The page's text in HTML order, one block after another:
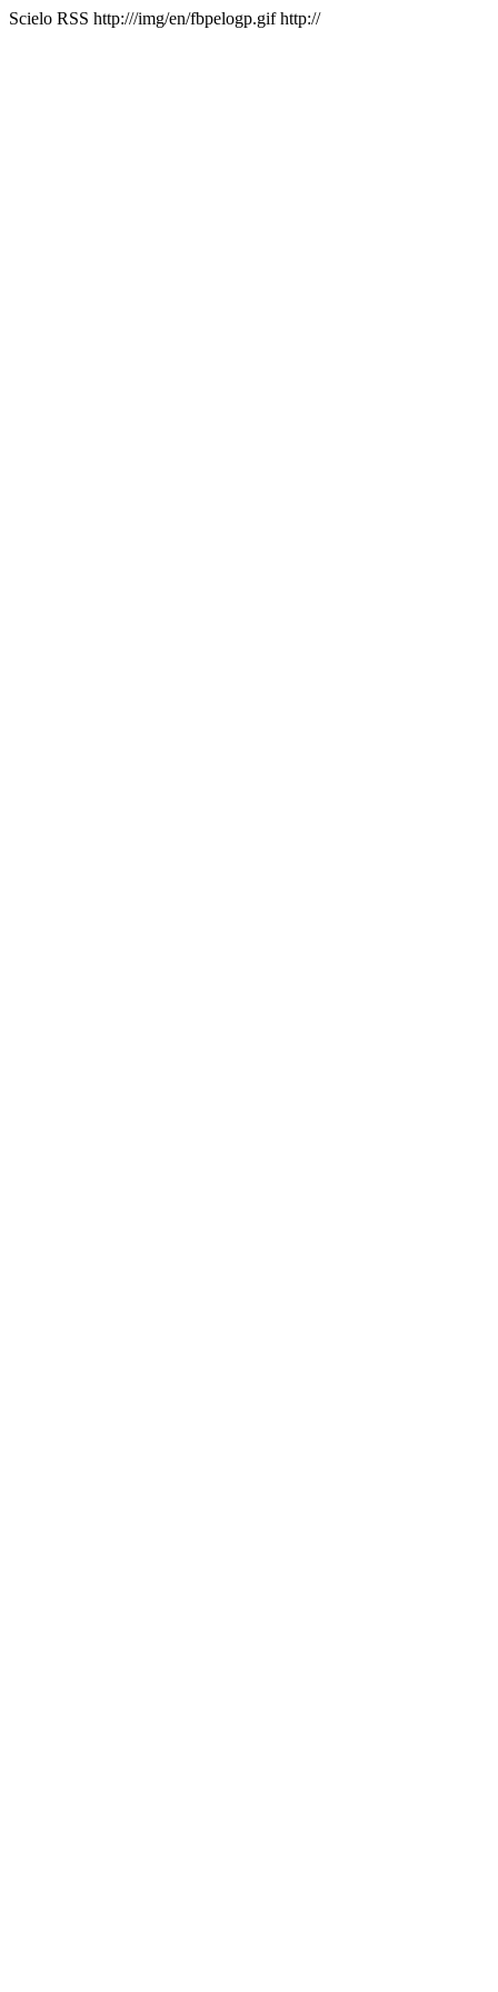
Scielo RSS http:///img/en/fbpelogp.gif http://